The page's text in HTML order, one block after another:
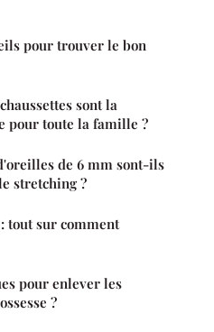
pour trouver le bon
sont la
pour toute la famille ?
de 6 mm sont-ils
stretching ?
tout sur comment
pour enlever les
?